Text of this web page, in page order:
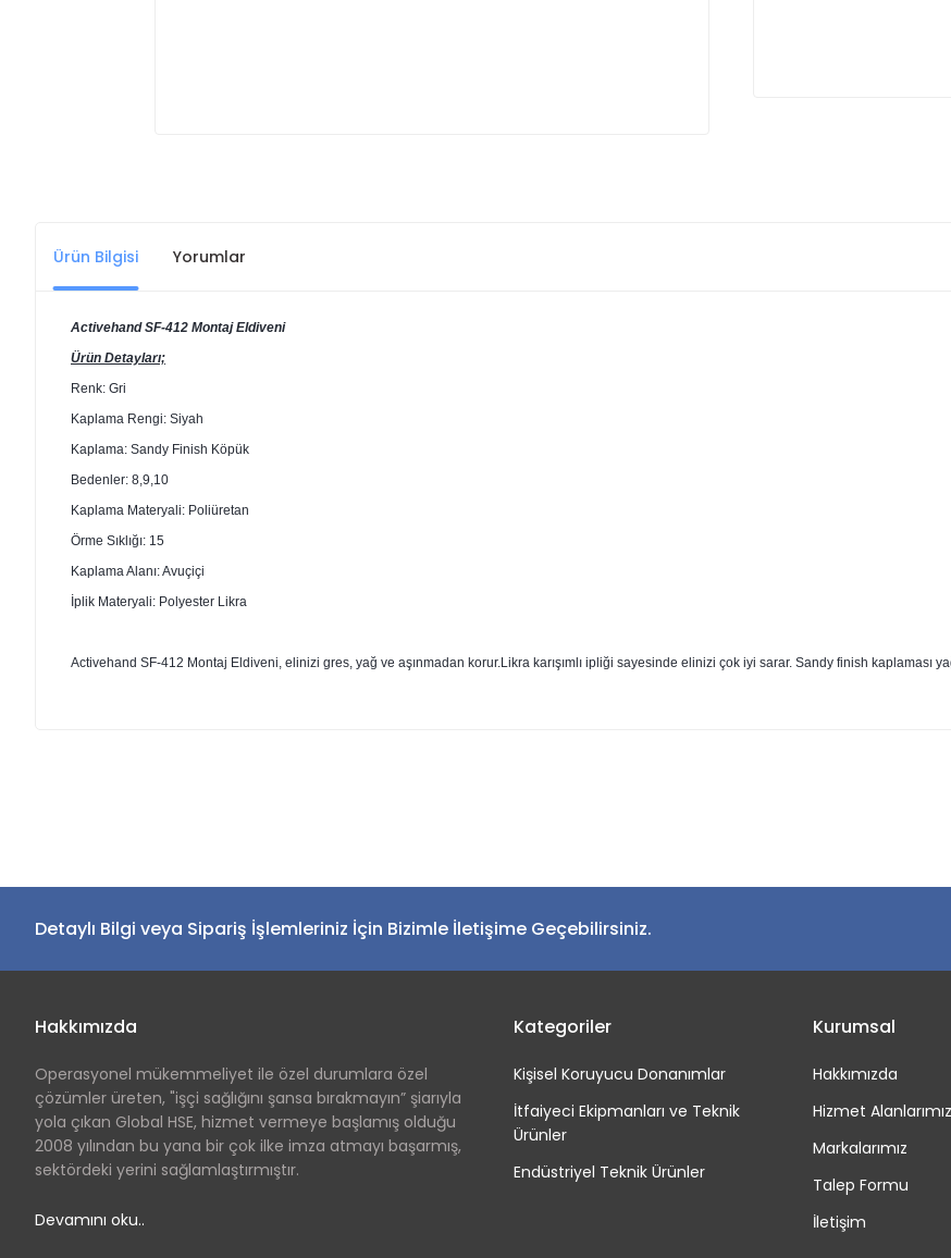
Ürün Bilgisi Yorumlar
Activehand SF-412 Montaj Eldiveni
Ürün Detayları;
Renk: Gri
Kaplama Rengi: Siyah
Kaplama: Sandy Finish Köpük
Bedenler: 8,9,10
Kaplama Materyali: Poliüretan
Örme Sıklığı: 15
Kaplama Alanı: Avuçiçi
İplik Materyali: Polyester Likra
Activehand SF-412 Montaj Eldiveni, elinizi gres, yağ ve aşınmadan korur.Likra karışımlı ipliği sayesinde elinizi çok iyi sarar. Sandy finish kaplaması
Detaylı Bilgi veya Sipariş İşlemleriniz İçin Bizimle İletişime Geçebilirsiniz.
Hakkımızda
Operasyonel mükemmeliyet ile özel durumlara özel
çözümler üreten, "işçi sağlığını şansa bırakmayın” şiarıyla
yola çıkan Global HSE, hizmet vermeye başlamış olduğu
2008 yılından bu yana bir çok ilke imza atmayı başarmış,
sektördeki yerini sağlamlaştırmıştır.
Devamını oku..
Kategoriler
Kişisel Koruyucu Donanımlar
İtfaiyeci Ekipmanları ve Teknik
Ürünler
Endüstriyel Teknik Ürünler
Kurumsal
Hakkımızda
Hizmet Alanlarımız
Markalarımız
Talep Formu
İletişim